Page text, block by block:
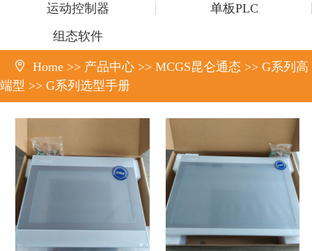
运动控制器
单板PLC
组态软件
 Home >> 产品中心 >>MCGS昆仑通态 >>G系列高
端型 >> G系列选型手册